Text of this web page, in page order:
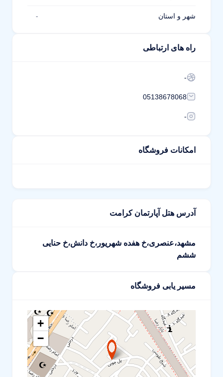
شهر و استان -
راه های ارتباطی
-
05138678068
-
امکانات فروشگاه
آدرس هتل آپارتمان کرامت
مشهد،عنصری،خ هفده شهریور،خ دانش،خ حنایی
ششم
مسیر یابی فروشگاه
+
−